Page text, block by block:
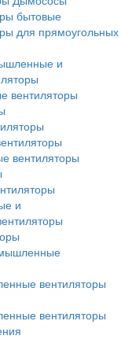
бытовые
для прямоугольных
и
вентиляторы
вентиляторы
и
вентиляторы
вентиляторы